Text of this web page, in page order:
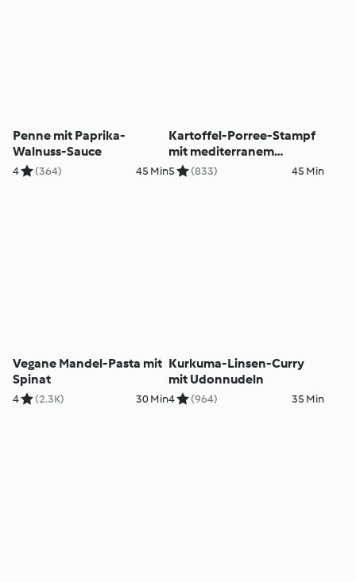
Penne mit Paprika-
Walnuss-Sauce
4 (364) 45 Min
Kartoffel-Porree-Stampf
mit mediterranem
Topping
5 (833) 45 Min
Vegane Mandel-Pasta mit
Spinat
4 (2.3K) 30 Min
Kurkuma-Linsen-Curry
mit Udonnudeln
4 (964) 35 Min